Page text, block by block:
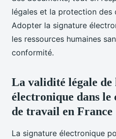
légales et la protection des
Adopter la signature
les ressources humaines
conformité.
La validité légale de
électronique dans
de travail en France
La signature électronique